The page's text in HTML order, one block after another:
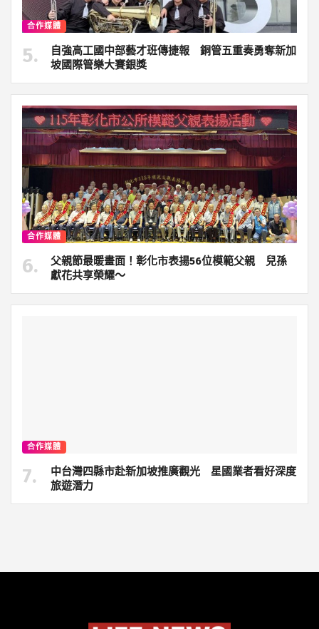
合作媒體
自強高工國中部藝才班傳捷報 銅管五重奏勇奪新加
坡國際管樂大賽銀獎
合作媒體
父親節最暖畫面！彰化市表揚56位模範父親 兒孫
獻花共享榮耀～
合作媒體
中台灣四縣市赴新加坡推廣觀光 星國業者看好深度
旅遊潛力